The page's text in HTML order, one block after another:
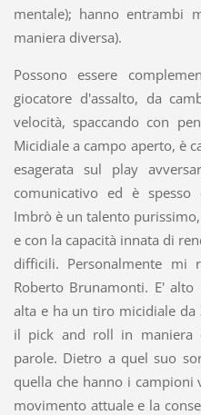
mentale); hanno entrambi
maniera diversa).
Possono essere
giocatore d'assalto, da
velocità, spaccando con
Micidiale a campo aperto, è
esagerata sul play
comunicativo ed è
Imbrò è un talento
e con la capacità innata di
difficili. Personalmente mi
Roberto Brunamonti. E'
alta e ha un tiro micidiale
il pick and roll in maniera
parole. Dietro a quel suo
quella che hanno i campioni
movimento attuale e la